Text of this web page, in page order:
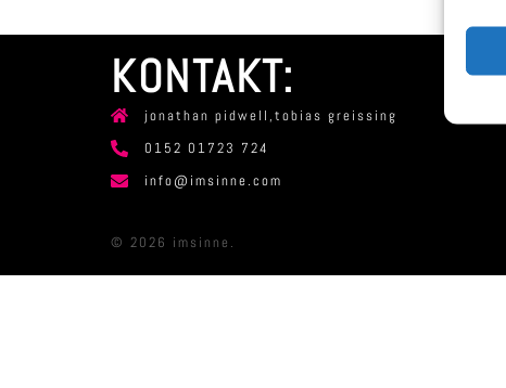
KONTAKT:
jonathan pidwell,tobias greissing
0152 01723 724
info@imsinne.com
© 2026 imsinne.